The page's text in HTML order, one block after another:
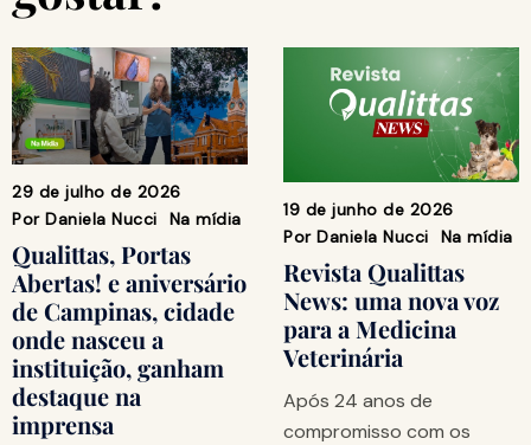
29 de julho de 2026
Por Daniela Nucci Na mídia
Qualittas, Portas
Abertas! e aniversário
de Campinas, cidade
onde nasceu a
instituição, ganham
destaque na
imprensa
19 de junho de 2026
Por Daniela Nucci Na mídia
Revista Qualittas
News: uma nova voz
para a Medicina
Veterinária
Após 24 anos de
compromisso com os